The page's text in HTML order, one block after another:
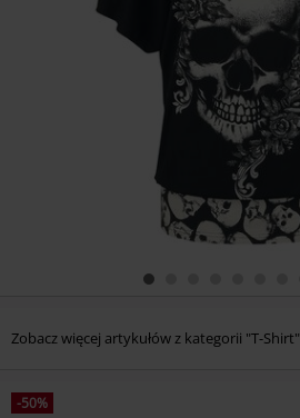
Zobacz więcej artykułów z kategorii "T-Shirt"
-50%